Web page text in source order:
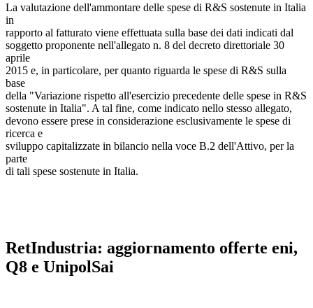
La valutazione dell'ammontare delle spese di R&S sostenute in Italia
in
rapporto al fatturato viene effettuata sulla base dei dati indicati dal
soggetto proponente nell'allegato n. 8 del decreto direttoriale 30
aprile
2015 e, in particolare, per quanto riguarda le spese di R&S sulla
base
della "Variazione rispetto all'esercizio precedente delle spese in R&S
sostenute in Italia". A tal fine, come indicato nello stesso allegato,
devono essere prese in considerazione esclusivamente le spese di
ricerca e
sviluppo capitalizzate in bilancio nella voce B.2 dell'Attivo, per la
parte
di tali spese sostenute in Italia.
RetIndustria: aggiornamento offerte eni,
Q8 e UnipolSai